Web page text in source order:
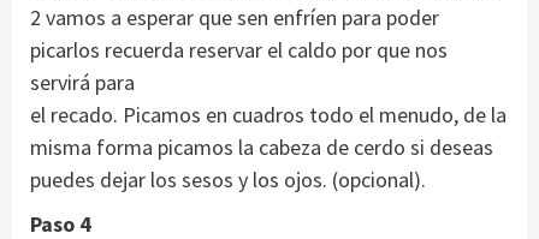
2 vamos a esperar que sen enfríen para poder
picarlos recuerda reservar el caldo por que nos
servirá para
el recado. Picamos en cuadros todo el menudo, de la
misma forma picamos la cabeza de cerdo si deseas
puedes dejar los sesos y los ojos. (opcional).
Paso 4